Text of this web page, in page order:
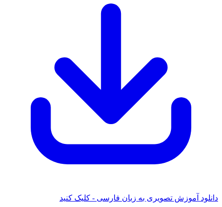
دانلود آموزش تصویری به زبان فارسی - کلیک کنید